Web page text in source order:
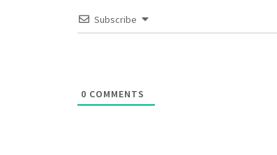
Subscribe
0 COMMENTS